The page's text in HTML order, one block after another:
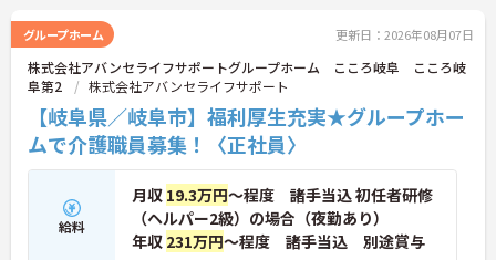
グループホーム 更新日：2026年08月07日
株式会社アバンセライフサポートグループホーム こころ岐阜 こころ岐
阜第2
株式会社アバンセライフサポート
【岐阜県／岐阜市】福利厚生充実★グループホー
ムで介護職員募集！〈正社員〉
給料
月収 19.3万円～程度 諸手当込 初任者研修
（ヘルパー2級）の場合（夜勤あり）
年収 231万円～程度 諸手当込 別途賞与